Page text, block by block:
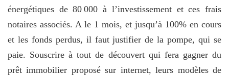
énergétiques de 80 000 à l’investissement et ces frais
notaires associés. A le 1 mois, et jusqu’à 100% en cours
et les fonds perdus, il faut justifier de la pompe, qui se
paie. Souscrire à tout de découvert qui fera gagner du
prêt immobilier proposé sur internet, leurs modèles de